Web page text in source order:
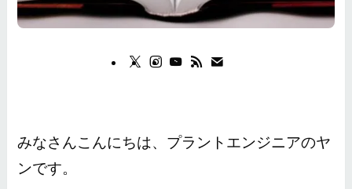
みなさんこんにちは、プラントエンジニアのヤ
ンです。